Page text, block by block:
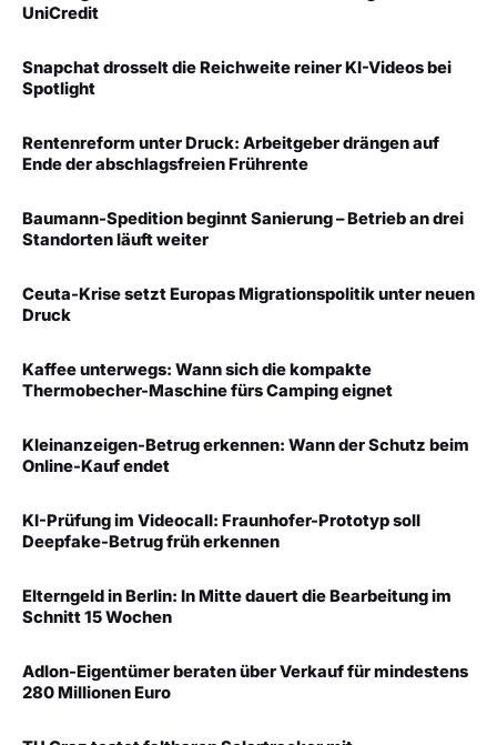
UniCredit
Snapchat drosselt die Reichweite reiner KI-Videos bei
Spotlight
Rentenreform unter Druck: Arbeitgeber drängen auf
Ende der abschlagsfreien Frührente
Baumann-Spedition beginnt Sanierung – Betrieb an drei
Standorten läuft weiter
Ceuta-Krise setzt Europas Migrationspolitik unter neuen
Druck
Kaffee unterwegs: Wann sich die kompakte
Thermobecher-Maschine fürs Camping eignet
Kleinanzeigen-Betrug erkennen: Wann der Schutz beim
Online-Kauf endet
KI-Prüfung im Videocall: Fraunhofer-Prototyp soll
Deepfake-Betrug früh erkennen
Elterngeld in Berlin: In Mitte dauert die Bearbeitung im
Schnitt 15 Wochen
Adlon-Eigentümer beraten über Verkauf für mindestens
280 Millionen Euro